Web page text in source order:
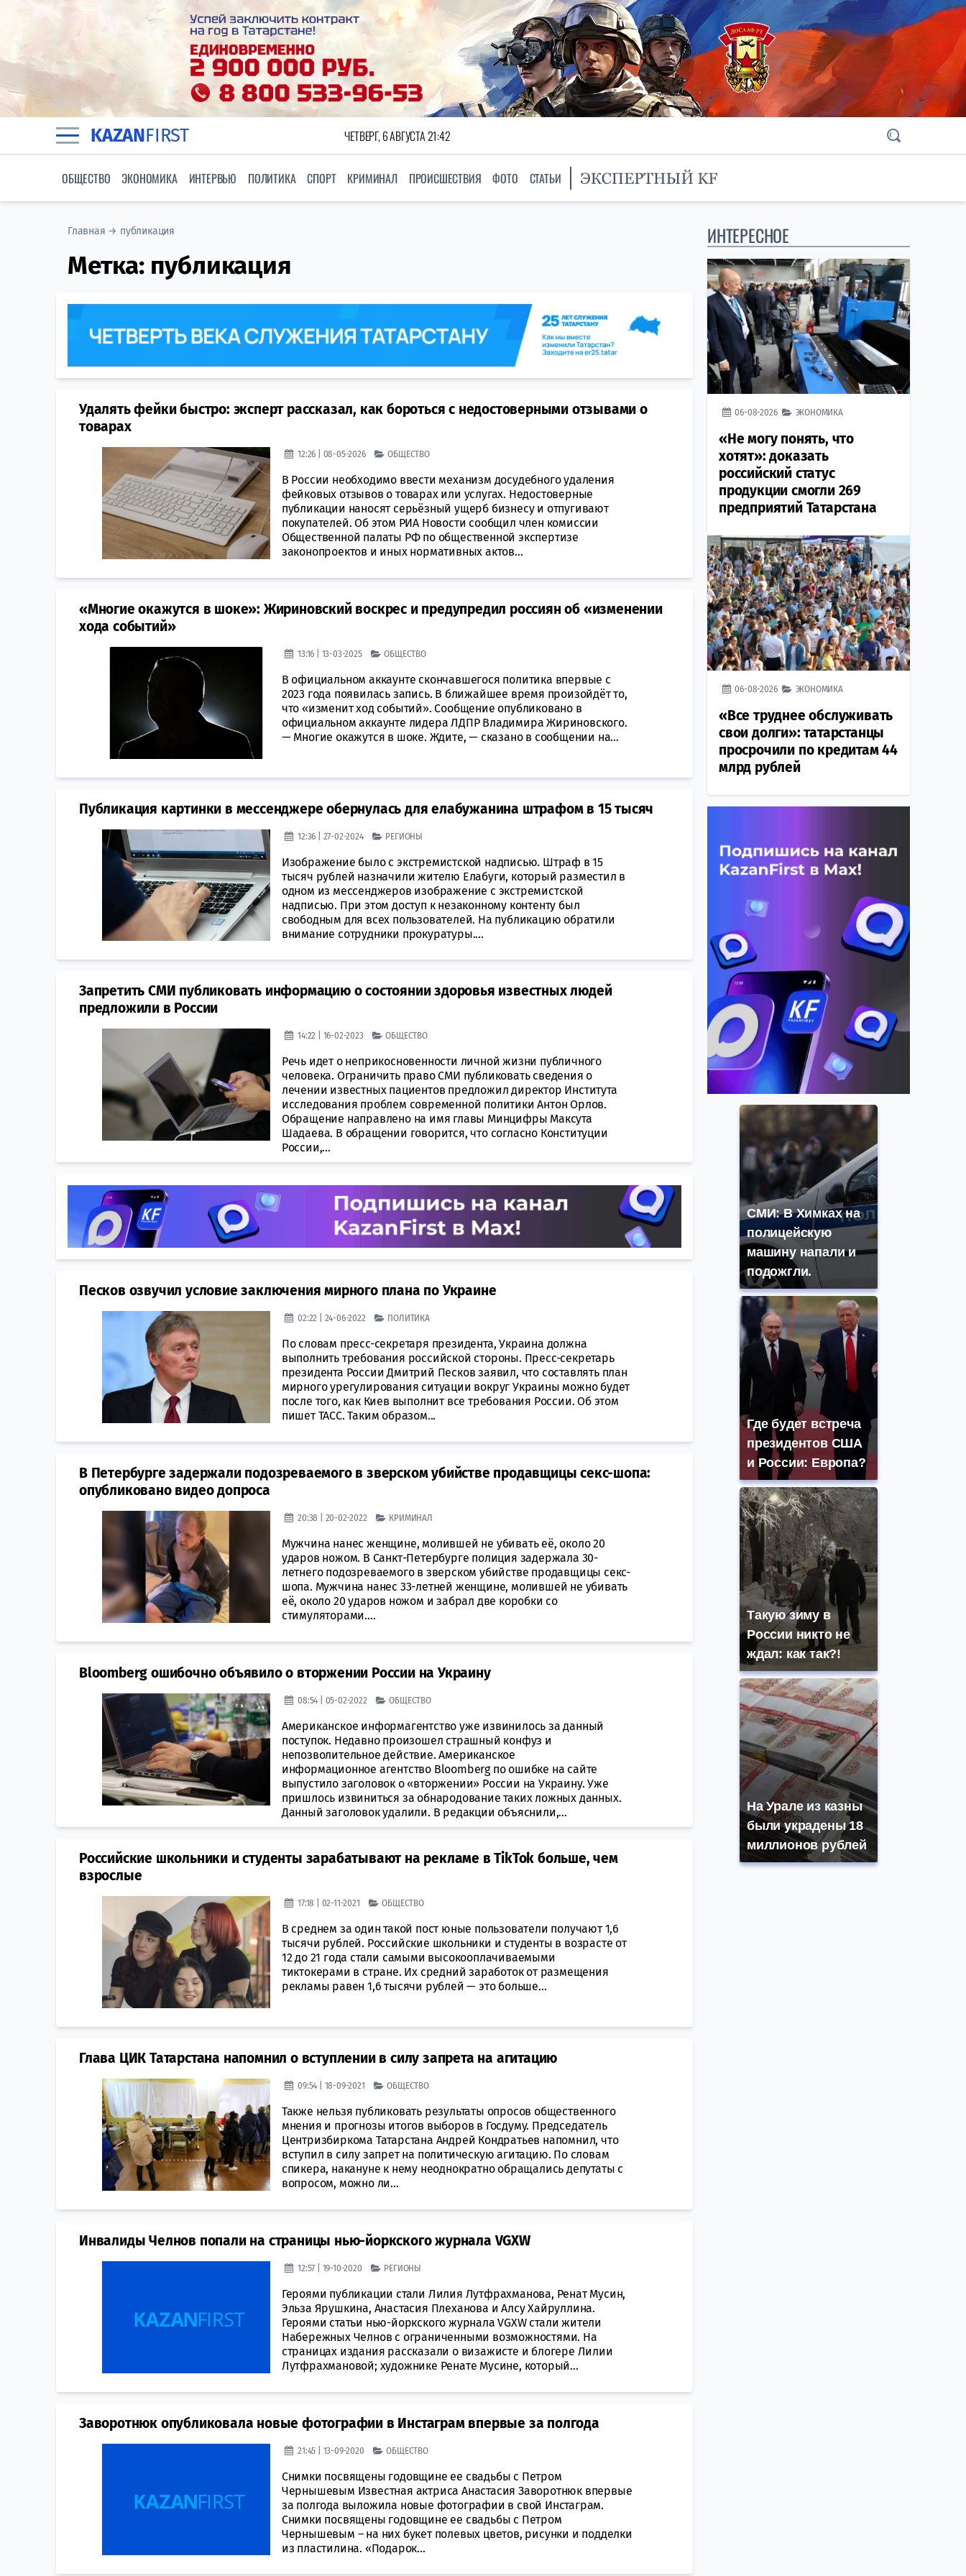
KAZANFIRST ЧЕТВЕРГ, 6 АВГУСТА 21:42
ОБЩЕСТВО ЭКОНОМИКА ИНТЕРВЬЮ ПОЛИТИКА СПОРТ КРИМИНАЛ ПРОИСШЕСТВИЯ ФОТО СТАТЬИ
Главная → публикация
Метка: публикация
Удалять фейки быстро: эксперт рассказал, как бороться с недостоверными отзывами о
товарах
12:26 | 08-05-2026 ОБЩЕСТВО
В России необходимо ввести механизм досудебного удаления
фейковых отзывов о товарах или услугах. Недостоверные
публикации наносят серьёзный ущерб бизнесу и отпугивают
покупателей. Об этом РИА Новости сообщил член комиссии
Общественной палаты РФ по общественной экспертизе
законопроектов и иных нормативных актов...
«Многие окажутся в шоке»: Жириновский воскрес и предупредил россиян об «изменении
хода событий»
13:16 | 13-03-2025 ОБЩЕСТВО
В официальном аккаунте скончавшегося политика впервые с
2023 года появилась запись. В ближайшее время произойдёт то,
что «изменит ход событий». Сообщение опубликовано в
официальном аккаунте лидера ЛДПР Владимира Жириновского.
— Многие окажутся в шоке. Ждите, — сказано в сообщении на...
Публикация картинки в мессенджере обернулась для елабужанина штрафом в 15 тысяч
12:36 | 27-02-2024 РЕГИОНЫ
Изображение было с экстремистской надписью. Штраф в 15
тысяч рублей назначили жителю Елабуги, который разместил в
одном из мессенджеров изображение с экстремистской
надписью. При этом доступ к незаконному контенту был
свободным для всех пользователей. На публикацию обратили
внимание сотрудники прокуратуры....
Запретить СМИ публиковать информацию о состоянии здоровья известных людей
предложили в России
14:22 | 16-02-2023 ОБЩЕСТВО
Речь идет о неприкосновенности личной жизни публичного
человека. Ограничить право СМИ публиковать сведения о
лечении известных пациентов предложил директор Института
исследования проблем современной политики Антон Орлов.
Обращение направлено на имя главы Минцифры Максута
Шадаева. В обращении говорится, что согласно Конституции
России,...
Песков озвучил условие заключения мирного плана по Украине
02:22 | 24-06-2022 ПОЛИТИКА
По словам пресс-секретаря президента, Украина должна
выполнить требования российской стороны. Пресс-секретарь
президента России Дмитрий Песков заявил, что составлять план
мирного урегулирования ситуации вокруг Украины можно будет
после того, как Киев выполнит все требования России. Об этом
пишет ТАСС. Таким образом...
В Петербурге задержали подозреваемого в зверском убийстве продавщицы секс-шопа:
опубликовано видео допроса
20:38 | 20-02-2022 КРИМИНАЛ
Мужчина нанес женщине, молившей не убивать её, около 20
ударов ножом. В Санкт-Петербурге полиция задержала 30-
летнего подозреваемого в зверском убийстве продавщицы секс-
шопа. Мужчина нанес 33-летней женщине, молившей не убивать
её, около 20 ударов ножом и забрал две коробки со
стимуляторами....
​Bloomberg ошибочно объявило о вторжении России на Украину
08:54 | 05-02-2022 ОБЩЕСТВО
Американское информагентство уже извинилось за данный
поступок. Недавно произошел страшный конфуз и
непозволительное действие. Американское
информационное агентство Bloomberg по ошибке на сайте
выпустило заголовок о «вторжении» России на Украину. Уже
пришлось извиниться за обнародование таких ложных данных.
Данный заголовок удалили. В редакции объяснили,...
Российские школьники и студенты зарабатывают на рекламе в TikTok больше, чем
взрослые
17:18 | 02-11-2021 ОБЩЕСТВО
В среднем за один такой пост юные пользователи получают 1,6
тысячи рублей. Российские школьники и студенты в возрасте от
12 до 21 года стали самыми высокооплачиваемыми
тиктокерами в стране. Их средний заработок от размещения
рекламы равен 1,6 тысячи рублей — это больше...
Глава ЦИК Татарстана напомнил о вступлении в силу запрета на агитацию
09:54 | 18-09-2021 ОБЩЕСТВО
Также нельзя публиковать результаты опросов общественного
мнения и прогнозы итогов выборов в Госдуму. Председатель
Центризбиркома Татарстана Андрей Кондратьев напомнил, что
вступил в силу запрет на политическую агитацию. По словам
спикера, накануне к нему неоднократно обращались депутаты с
вопросом, можно ли...
Инвалиды Челнов попали на страницы нью-йоркского журнала VGXW
12:57 | 19-10-2020 РЕГИОНЫ
Героями публикации стали Лилия Лутфрахманова, Ренат Мусин,
Эльза Ярушкина, Анастасия Плеханова и Алсу Хайруллина.
Героями статьи нью-йоркского журнала VGXW стали жители
Набережных Челнов с ограниченными возможностями. На
страницах издания рассказали о визажисте и блогере Лилии
Лутфрахмановой; художнике Ренате Мусине, который...
Заворотнюк опубликовала новые фотографии в Инстаграм впервые за полгода
21:45 | 13-09-2020 ОБЩЕСТВО
Снимки посвящены годовщине ее свадьбы с Петром
Чернышевым Известная актриса Анастасия Заворотнюк впервые
за полгода выложила новые фотографии в свой Инстаграм.
Снимки посвящены годовщине ее свадьбы с Петром
Чернышевым – на них букет полевых цветов, рисунки и подделки
из пластилина. «Подарок...
ИНТЕРЕСНОЕ
06-08-2026 ЭКОНОМИКА
«Не могу понять, что
хотят»: доказать
российский статус
продукции смогли 269
предприятий Татарстана
06-08-2026 ЭКОНОМИКА
«Все труднее обслуживать
свои долги»: татарстанцы
просрочили по кредитам 44
млрд рублей
СМИ: В Химках на
полицейскую
машину напали и
подожгли.
Где будет встреча
президентов США
и России: Европа?
Такую зиму в
России никто не
ждал: как так?!
На Урале из казны
были украдены 18
миллионов рублей